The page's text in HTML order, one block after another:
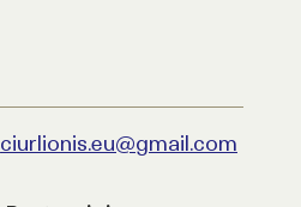
ciurlionis.eu@gmail.com